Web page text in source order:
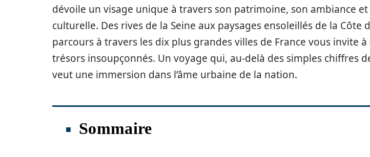
dévoile un visage unique à travers son patrimoine, son ambiance
culturelle. Des rives de la Seine aux paysages ensoleillés de la Côte
parcours à travers les dix plus grandes villes de France vous invite
trésors insoupçonnés. Un voyage qui, au-delà des simples chiffres
veut une immersion dans l’âme urbaine de la nation.
Sommaire